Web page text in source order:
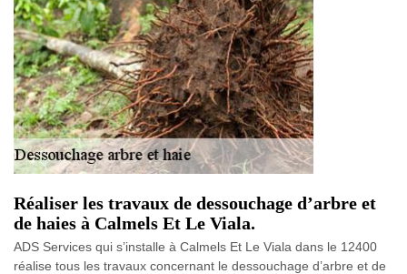
Réaliser les travaux de dessouchage d’arbre et
de haies à Calmels Et Le Viala.
ADS Services qui s’installe à Calmels Et Le Viala dans le 12400
réalise tous les travaux concernant le dessouchage d’arbre et de